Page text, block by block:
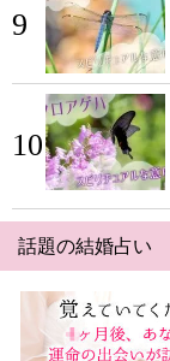
話題の結婚占い